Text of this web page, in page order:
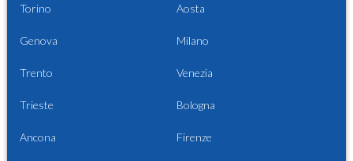
Torino Aosta
Genova Milano
Trento Venezia
Trieste Bologna
Ancona Firenze